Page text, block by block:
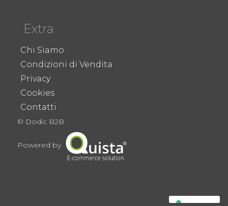
Extra
Chi Siamo
Condizioni di Vendita
Privacy
Cookies
Contatti
© Dodic B2B
Powered by